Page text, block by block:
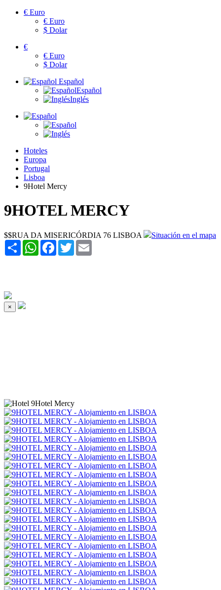
€ Euro
€ Euro
$ Dolar
€
€ Euro
$ Dolar
Español
Español
Inglés
Hoteles
Europa
Portugal
Lisboa
9Hotel Mercy
9HOTEL MERCY
$$RUA DA MISERICÓRDIA 76 LISBOA
Situación en el mapa
Share WhatsAppFacebook
Twitter
×